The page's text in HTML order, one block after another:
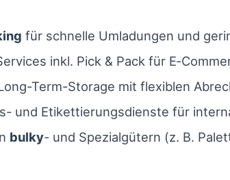
für schnelle Umladungen und
inkl. Pick & Pack für
Term-Storage mit flexiblen
und Etikettierungsdienste für
bulky- und Spezialgütern (z. B.